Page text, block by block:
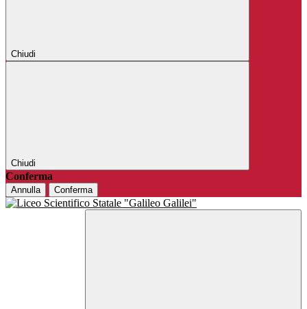
Chiudi
Chiudi
Conferma
Annulla Conferma